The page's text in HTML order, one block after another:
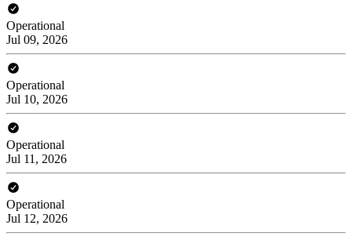
Operational
Jul 09, 2026
Operational
Jul 10, 2026
Operational
Jul 11, 2026
Operational
Jul 12, 2026